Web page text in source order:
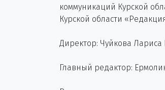
коммуникаций Курской
Курской области
Директор: Чуйкова Лариса
Главный редактор: